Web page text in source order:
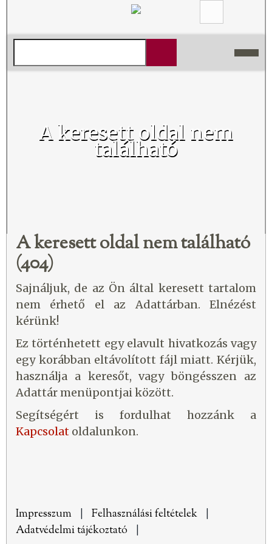
A keresett oldal nem
található
A keresett oldal nem található
(404)
Sajnáljuk, de az Ön által keresett tartalom
nem érhető el az Adattárban. Elnézést
kérünk!
Ez történhetett egy elavult hivatkozás vagy
egy korábban eltávolított fájl miatt. Kérjük,
használja a keresőt, vagy böngésszen az
Adattár menüpontjai között.
Segítségért is fordulhat hozzánk a
Kapcsolat oldalunkon.
Impresszum Felhasználási feltételek
Adatvédelmi tájékoztató